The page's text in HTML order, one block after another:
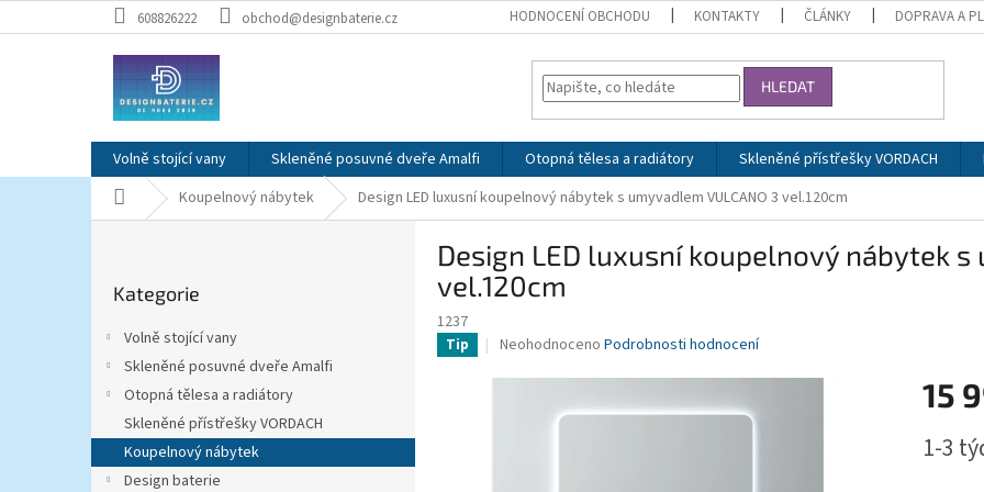
na
608826222 obchod@designbaterie.cz HODNOCENÍ OBCHODU KONTAKTY ČLÁNKY DOPRAVA A
HLEDAT
Volně stojící vany Skleněné posuvné dveře Amalfi Otopná tělesa a radiátory Skleněné přístřešky VORDACH
Domů Koupelnový nábytek Design LED luxusní koupelnový nábytek s umyvadlem VULCANO 3 vel.120cm
a
kategorie
Kategorie
Volně stojící vany
Skleněné posuvné dveře Amalfi
Otopná tělesa a radiátory
Skleněné přístřešky VORDACH
Koupelnový nábytek
Design baterie
Design LED luxusní koupelnový nábytek s
vel.120cm
1237
Tip
Průměrné
produktu
Neohodnoceno Podrobnosti hodnocení
15
cena:
1-3